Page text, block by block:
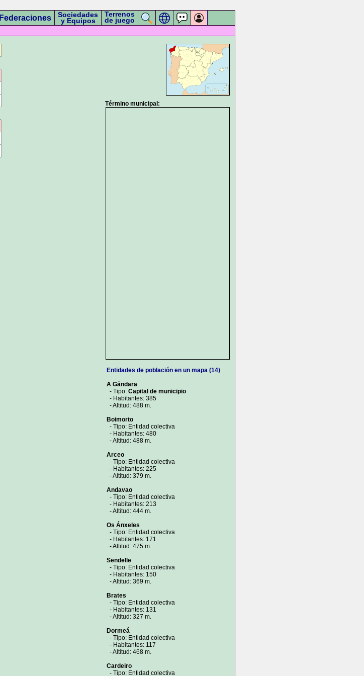
Federaciones Sociedades
y Equipos
Terrenos
de juego
Término municipal:
Entidades de población en un mapa (14)
A Gándara
- Tipo: Capital de municipio
- Habitantes: 385
- Altitud: 488 m.
Boimorto
- Tipo: Entidad colectiva
- Habitantes: 480
- Altitud: 488 m.
Arceo
- Tipo: Entidad colectiva
- Habitantes: 225
- Altitud: 379 m.
Andavao
- Tipo: Entidad colectiva
- Habitantes: 213
- Altitud: 444 m.
Os Ánxeles
- Tipo: Entidad colectiva
- Habitantes: 171
- Altitud: 475 m.
Sendelle
- Tipo: Entidad colectiva
- Habitantes: 150
- Altitud: 369 m.
Brates
- Tipo: Entidad colectiva
- Habitantes: 131
- Altitud: 327 m.
Dormeá
- Tipo: Entidad colectiva
- Habitantes: 117
- Altitud: 468 m.
Cardeiro
- Tipo: Entidad colectiva